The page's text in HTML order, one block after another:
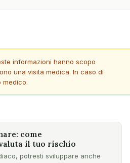
informazioni hanno scopo
una visita medica. In caso di
medico.
come
il tuo rischio
potresti sviluppare anche